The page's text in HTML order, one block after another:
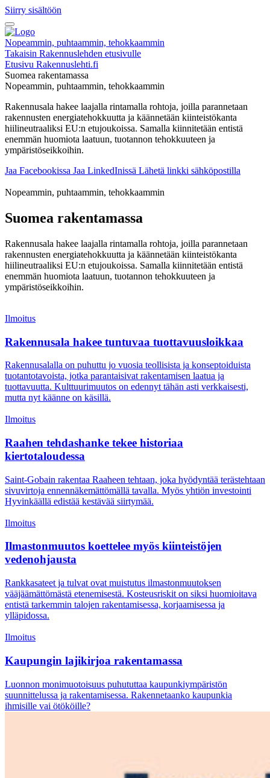
Siirry sisältöön
Nopeammin, puhtaammin, tehokkaammin
Takaisin Rakennuslehden etusivulle
Etusivu Rakennuslehti.fi
Suomea rakentamassa
Nopeammin, puhtaammin, tehokkaammin
Rakennusala hakee laajalla rintamalla rohtoja, joilla parannetaan
rakennusten energiatehokkuutta ja käännetään kiinteistökanta
hiilineutraaliksi EU:n etujoukoissa. Samalla kiinnitetään entistä
enemmän huomiota laatuun, tuotannon tehokkuuteen ja
ympäristöseikkoihin.
Jaa Facebookissa Jaa LinkedInissä Lähetä linkki sähköpostilla
Nopeammin, puhtaammin, tehokkaammin
Suomea rakentamassa
Rakennusala hakee laajalla rintamalla rohtoja, joilla parannetaan
rakennusten energiatehokkuutta ja käännetään kiinteistökanta
hiilineutraaliksi EU:n etujoukoissa. Samalla kiinnitetään entistä
enemmän huomiota laatuun, tuotannon tehokkuuteen ja
ympäristöseikkoihin.
Ilmoitus
Rakennusala hakee tuntuvaa tuottavuusloikkaa
Rakennusalalla on puhuttu jo vuosia teollisista ja konseptoiduista
tuotantotavoista, jotka parantaisivat rakentamisen laatua ja
tuottavuutta. Kulttuurimuutos on edennyt tähän asti verkkaisesti,
mutta nyt käänne on käsillä.
Ilmoitus
Raahen tehdashanke tekee historiaa
kiertotaloudessa
Saint-Gobain rakentaa Raaheen tehtaan, joka hyödyntää terästehtaan
sivuvirtoja ennennäkemättömällä tavalla. Myös yhtiön investointi
Hyvinkäällä edistää kestävää siirtymää.
Ilmoitus
Ilmastonmuutos koettelee myös kiinteistöjen
vedenohjausta
Rankkasateet ja tulvat ovat muistutus ilmastonmuutoksen
vääjäämättömästä etenemisestä. Kosteusriskit on siksi huomioitava
entistä tarkemmin talojen rakentamisessa, korjaamisessa ja
ylläpidossa.
Ilmoitus
Kaupungin lajikirjoa rakentamassa
Luonnon monimuotoisuus puhututtaa kaupunkiympäristön
suunnittelussa ja rakentamisessa. Rakennetaanko kaupunkia
ihmisille vai ötököille?